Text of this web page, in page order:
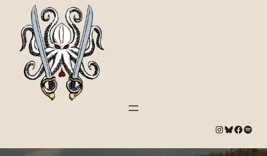
# Bluesky # Spotify